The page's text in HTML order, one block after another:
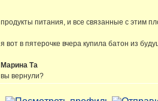
продукты питания, и все связанные с этим
я вот в пятерочке вчера купила батон из
Марина Та
вы вернули?